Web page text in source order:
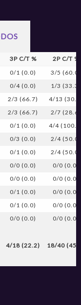
3P C/T %
2P C/T %
0/1 (0.0)
3/5 (60.0)
0/4 (0.0)
1/3 (33.3)
2/3 (66.7)
4/13
2/3 (66.7)
2/7 (28.6)
0/1 (0.0)
4/4
0/3 (0.0)
2/4 (50.0)
0/1 (0.0)
2/4 (50.0)
0/0 (0.0)
0/0 (0.0)
0/0 (0.0)
0/0 (0.0)
0/1 (0.0)
0/0 (0.0)
0/1 (0.0)
0/0 (0.0)
0/0 (0.0)
0/0 (0.0)
4/18 (22.2)
18/40